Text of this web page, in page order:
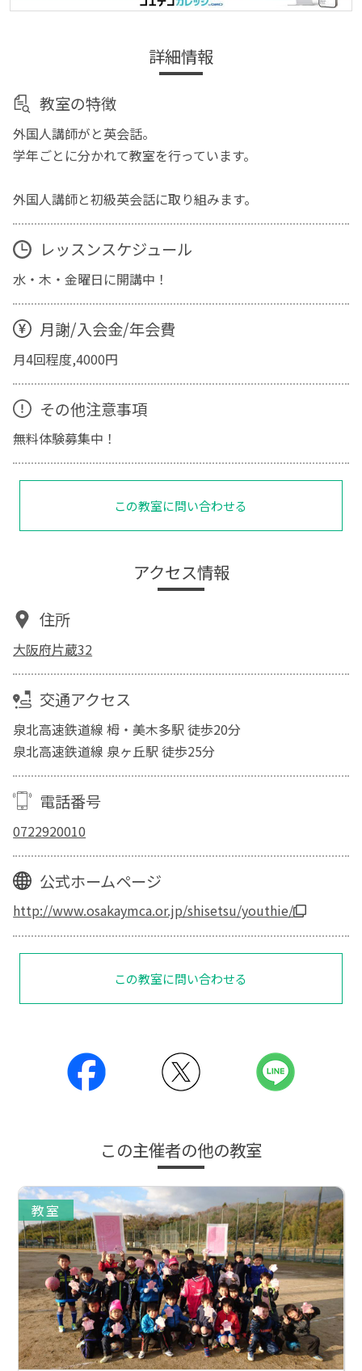
詳細情報
教室の特徴
外国人講師がと英会話。
学年ごとに分かれて教室を行っています。
外国人講師と初級英会話に取り組みます。
レッスンスケジュール
水・木・金曜日に開講中！
月謝/入会金/年会費
月4回程度,4000円
その他注意事項
無料体験募集中！
この教室に問い合わせる
アクセス情報
住所
大阪府片蔵32
交通アクセス
泉北高速鉄道線 栂・美木多駅 徒歩20分
泉北高速鉄道線 泉ヶ丘駅 徒歩25分
電話番号
0722920010
公式ホームページ
http://www.osakaymca.or.jp/shisetsu/youthie/
この教室に問い合わせる
この主催者の他の教室
教室